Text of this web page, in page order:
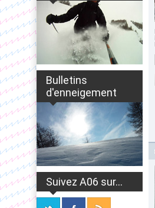
Bulletins
d'enneigement
Suivez A06 sur...